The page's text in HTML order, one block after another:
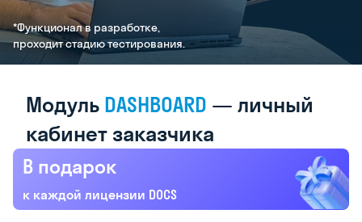
*Функционал в разработке,
проходит стадию тестирования.
Модуль DASHBOARD — личный
кабинет заказчика
В подарок
к каждой лицензии DOCS